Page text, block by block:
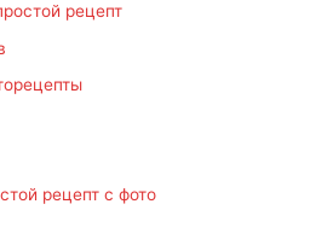
рецепт
рецепт с фото